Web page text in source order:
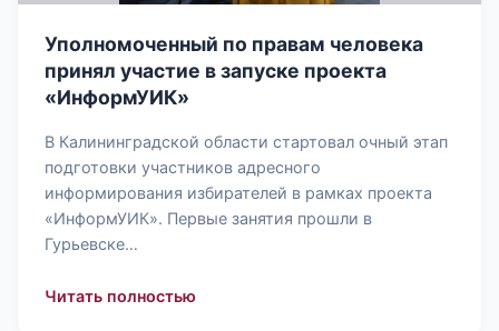
Уполномоченный по правам человека
принял участие в запуске проекта
«ИнформУИК»
В Калининградской области стартовал очный этап
подготовки участников адресного
информирования избирателей в рамках проекта
«ИнформУИК». Первые занятия прошли в
Гурьевске…
Читать полностью: Уполномоченный по правам